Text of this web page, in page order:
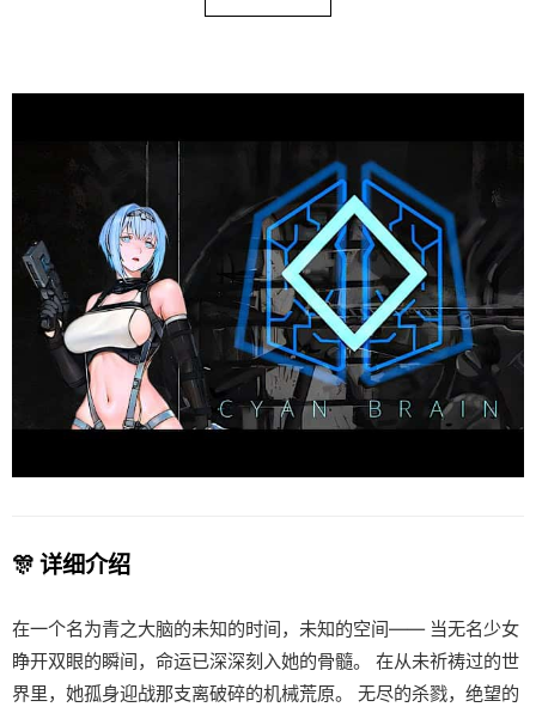
🎊 详细介绍
在一个名为青之大脑的未知的时间，未知的空间—— 当无名少女
睁开双眼的瞬间，命运已深深刻入她的骨髓。 在从未祈祷过的世
界里，她孤身迎战那支离破碎的机械荒原。 无尽的杀戮，绝望的